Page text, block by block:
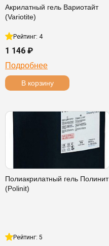
Акрилатный гель Вариотайт
(Variotite)
Рейтинг: 4
1 146 ₽
Подробнее
В корзину
Полиакрилатный гель Полинит
(Polinit)
Рейтинг: 5